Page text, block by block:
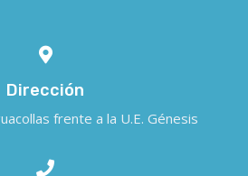
Dirección
frente a la U.E. Génesis